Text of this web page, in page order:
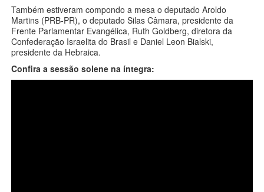
Também estiveram compondo a mesa o deputado Aroldo
Martins (PRB-PR), o deputado Silas Câmara, presidente da
Frente Parlamentar Evangélica, Ruth Goldberg, diretora da
Confederação Israelita do Brasil e Daniel Leon Bialski,
presidente da Hebraica.
Confira a sessão solene na íntegra: